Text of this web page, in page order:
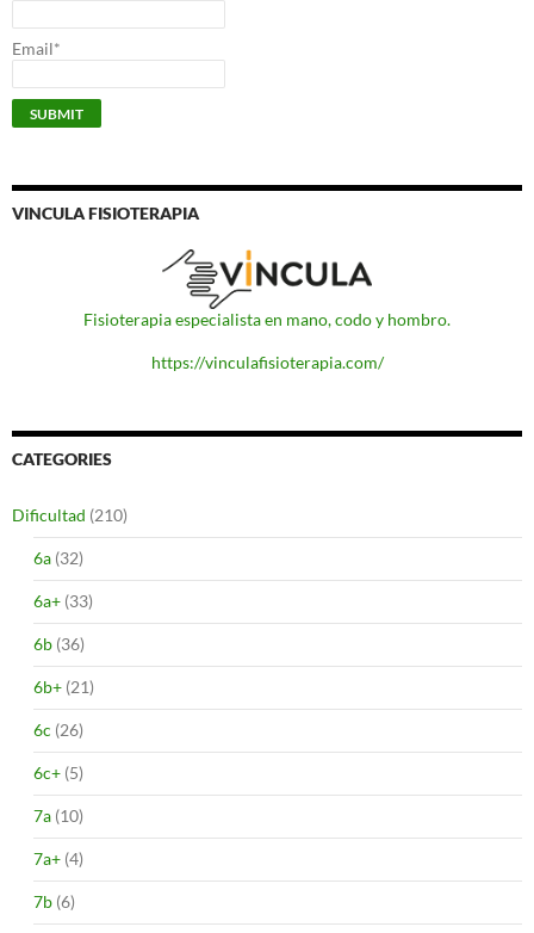
Email*
VINCULA FISIOTERAPIA
Fisioterapia especialista en mano, codo y hombro.
https://vinculafisioterapia.com/
CATEGORIES
Dificultad (210)
6a (32)
6a+ (33)
6b (36)
6b+ (21)
6c (26)
6c+ (5)
7a (10)
7a+ (4)
7b (6)